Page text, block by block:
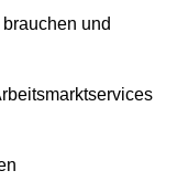
und